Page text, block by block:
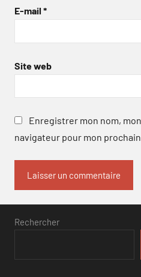
E-mail *
Site web
Enregistrer mon nom,
navigateur pour mon
Rechercher